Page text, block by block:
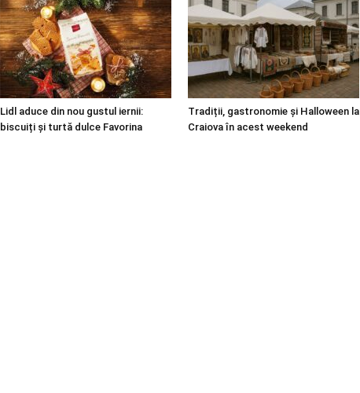
Lidl aduce din nou gustul iernii:
biscuiți și turtă dulce Favorina
Tradiții, gastronomie și Halloween la
Craiova în acest weekend